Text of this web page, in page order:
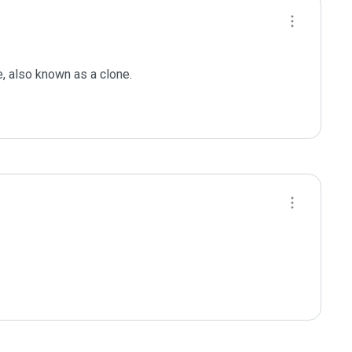
also known as a clone.